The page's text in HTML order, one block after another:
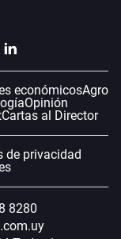
económicosAgro
Opinión
Cartas al Director
de privacidad
8280